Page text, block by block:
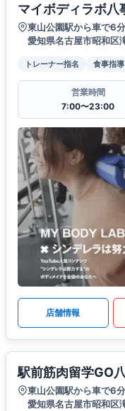
マイボディラボ八
東山公園駅から車で6分
愛知県名古屋市昭和区
トレーナー指名 食事指導
営業時間
7:00〜23:00
店舗情報
駅前筋肉留学GO
東山公園駅から車で6分
愛知県名古屋市昭和区